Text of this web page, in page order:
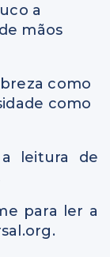
a
mãos
como
como
leitura de
para ler a